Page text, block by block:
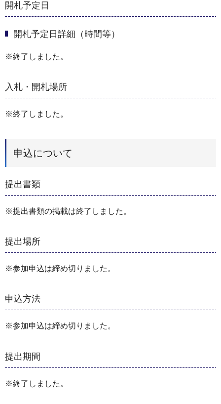
開札予定日
開札予定日詳細（時間等）
※終了しました。
入札・開札場所
※終了しました。
申込について
提出書類
※提出書類の掲載は終了しました。
提出場所
※参加申込は締め切りました。
申込方法
※参加申込は締め切りました。
提出期間
※終了しました。